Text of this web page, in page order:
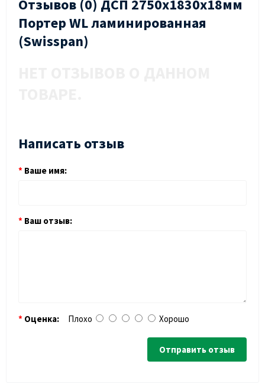
Отзывов (0) ДСП 2750х1830х18мм
Портер WL ламинированная
(Swisspan)
Написать отзыв
Ваше имя:
Ваш отзыв:
Оценка: Плохо Хорошо
Отправить отзыв